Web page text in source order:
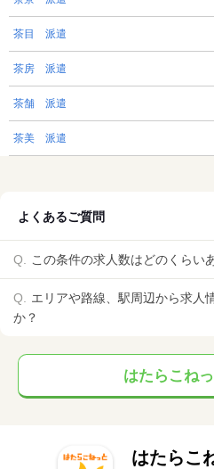
茶目 派遣
茶房 派遣
茶舗 派遣
茶美 派遣
よくあるご質問
この条件の求人数はどのくらい
エリアや路線、駅周辺から求人
か？
はたらこね
はたらこ